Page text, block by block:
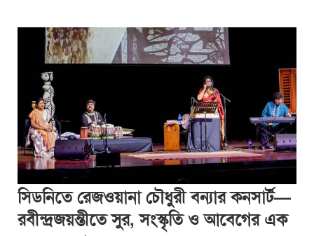
সিডনিতে রেজওয়ানা চৌধুরী বন্যার কনসার্ট—
রবীন্দ্রজয়ন্তীতে সুর, সংস্কৃতি ও আবেগের এক